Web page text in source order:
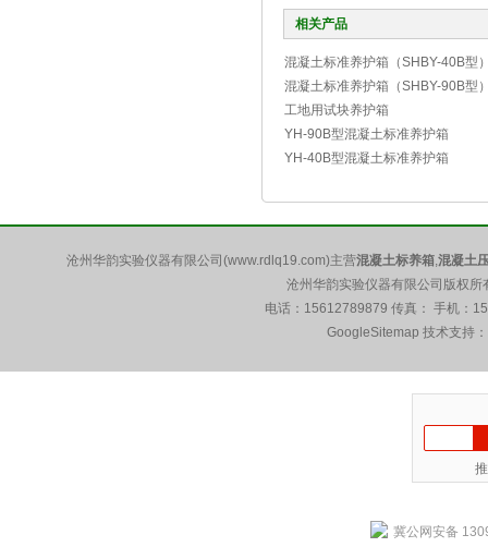
相关产品
混凝土标准养护箱（SHBY-40B型
混凝土标准养护箱（SHBY-90B型
工地用试块养护箱
YH-90B型混凝土标准养护箱
YH-40B型混凝土标准养护箱
沧州华韵实验仪器有限公司(www.rdlq19.com)主营混凝土标养箱,混凝土
沧州华韵实验仪器有限公司版权
电话：15612789879 传真： 手机：
GoogleSitemap 技术支持
冀公网安备